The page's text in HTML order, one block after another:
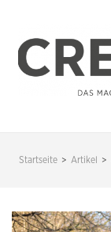
springen
(Enter
Startseite > Artikel >